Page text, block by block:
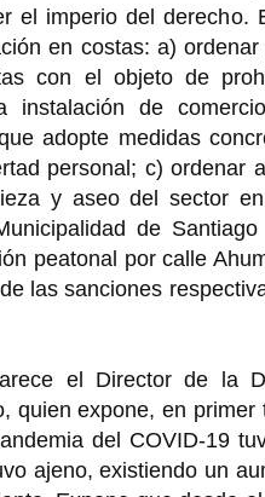
el imperio del derecho.
en costas: a)
con el objeto de
instalación de
adopte medidas
personal; c) ordenar
y aseo del sector
de
peatonal por calle
las sanciones
el Director de la
quien expone, en primer
del COVID-19
ajeno, existiendo un